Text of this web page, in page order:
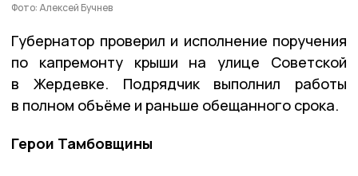
Фото: Алексей Бучнев
Губернатор проверил и исполнение поручения
по капремонту крыши на улице Советской
в Жердевке. Подрядчик выполнил работы
в полном объёме и раньше обещанного срока.
Герои Тамбовщины